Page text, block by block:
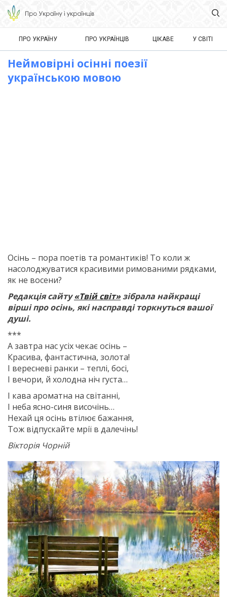
ПРО УКРАЇНУ ПРО УКРАЇНЦІВ ЦІКАВЕ У СВІТІ
Неймовірні осінні поезії
українською мовою
Осінь – пора поетів та романтиків! То коли ж
насолоджуватися красивими римованими рядками,
як не восени?
Редакція сайту«Твій світ»зібрала найкращі
вірші про осінь, які насправді торкнуться вашої
душі.
***
А завтра нас усіх чекає осінь –
Красива, фантастична, золота!
І вересневі ранки – теплі, босі,
І вечори, й холодна ніч густа…
І кава ароматна на світанні,
І неба ясно-синя височінь…
Нехай ця осінь втілює бажання,
Тож відпускайте мрії в далечінь!
Вікторія Чорній